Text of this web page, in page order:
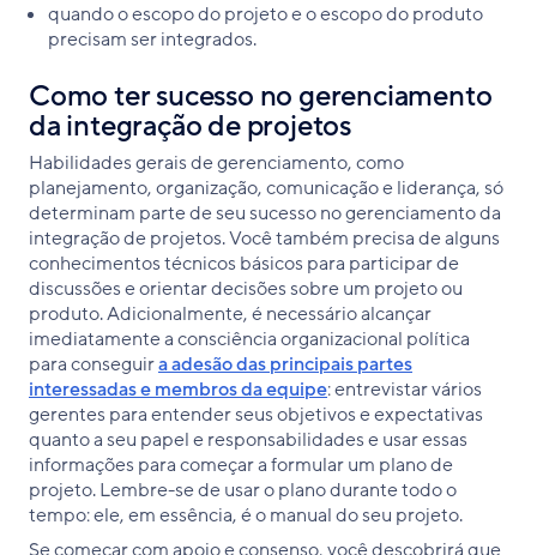
quando o escopo do projeto e o escopo do produto
precisam ser integrados.
Como ter sucesso no gerenciamento
da integração de projetos
Habilidades gerais de gerenciamento, como
planejamento, organização, comunicação e liderança, só
determinam parte de seu sucesso no gerenciamento da
integração de projetos. Você também precisa de alguns
conhecimentos técnicos básicos para participar de
discussões e orientar decisões sobre um projeto ou
produto. Adicionalmente, é necessário alcançar
imediatamente a consciência organizacional política
para conseguira adesão das principais partes
interessadas e membros da equipe: entrevistar vários
gerentes para entender seus objetivos e expectativas
quanto a seu papel e responsabilidades e usar essas
informações para começar a formular um plano de
projeto. Lembre-se de usar o plano durante todo o
tempo: ele, em essência, é o manual do seu projeto.